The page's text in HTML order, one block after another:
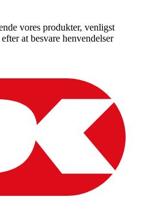
vores produkter, venligst
at besvare henvendelser